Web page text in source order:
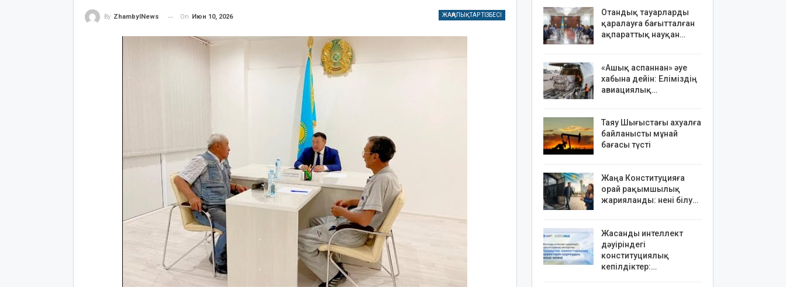
ЖАҢАЛЫҚТАР ТІЗБЕСІ
By ZhambylNews On Июн 10, 2026
Отандық тауарларды
қаралауға бағытталған
ақпараттық науқан…
«Ашық аспаннан» әуе
хабына дейін: Еліміздің
авиациялық…
Таяу Шығыстағы ахуалға
байланысты мұнай
бағасы түсті
Жаңа Конституцияға
орай рақымшылық
жарияланды: нені білу…
Жасанды интеллект
дәуіріндегі
конституциялық
кепілдіктер:…